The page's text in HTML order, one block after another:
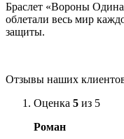
Браслет «Вороны
облетали весь мир
защиты.
Отзывы наших
Оценка 5 из 5
Роман